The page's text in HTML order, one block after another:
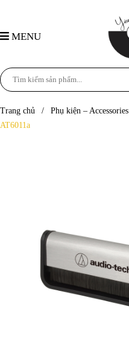
MENU
Trang chủ / Phụ kiện – Accessories
AT6011a